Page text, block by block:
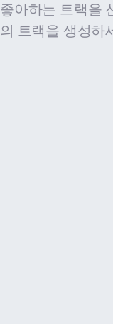
좋아하는 트랙을
의 트랙을 생성하